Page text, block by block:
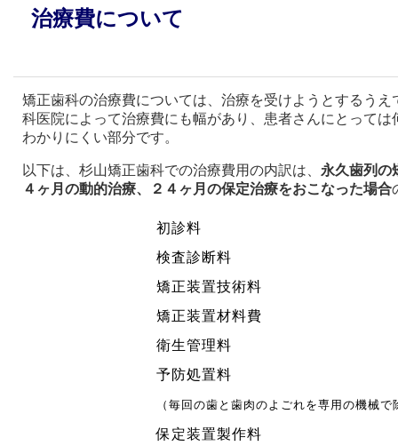
治療費について
矯正歯科の治療費については、治療を受けようとするう
科医院によって治療費にも幅があり、患者さんにとって
わかりにくい部分です。
以下は、杉山矯正歯科での治療費用の内訳は、 永久歯列の
４ヶ月の動的治療、２４ヶ月の保定治療をおこなった場合
初診料
検査診断料
矯正装置技術料
矯正装置材料費
衛生管理料
予防処置料
（毎回の歯と歯肉のよごれを専用の機械で
保定装置製作料